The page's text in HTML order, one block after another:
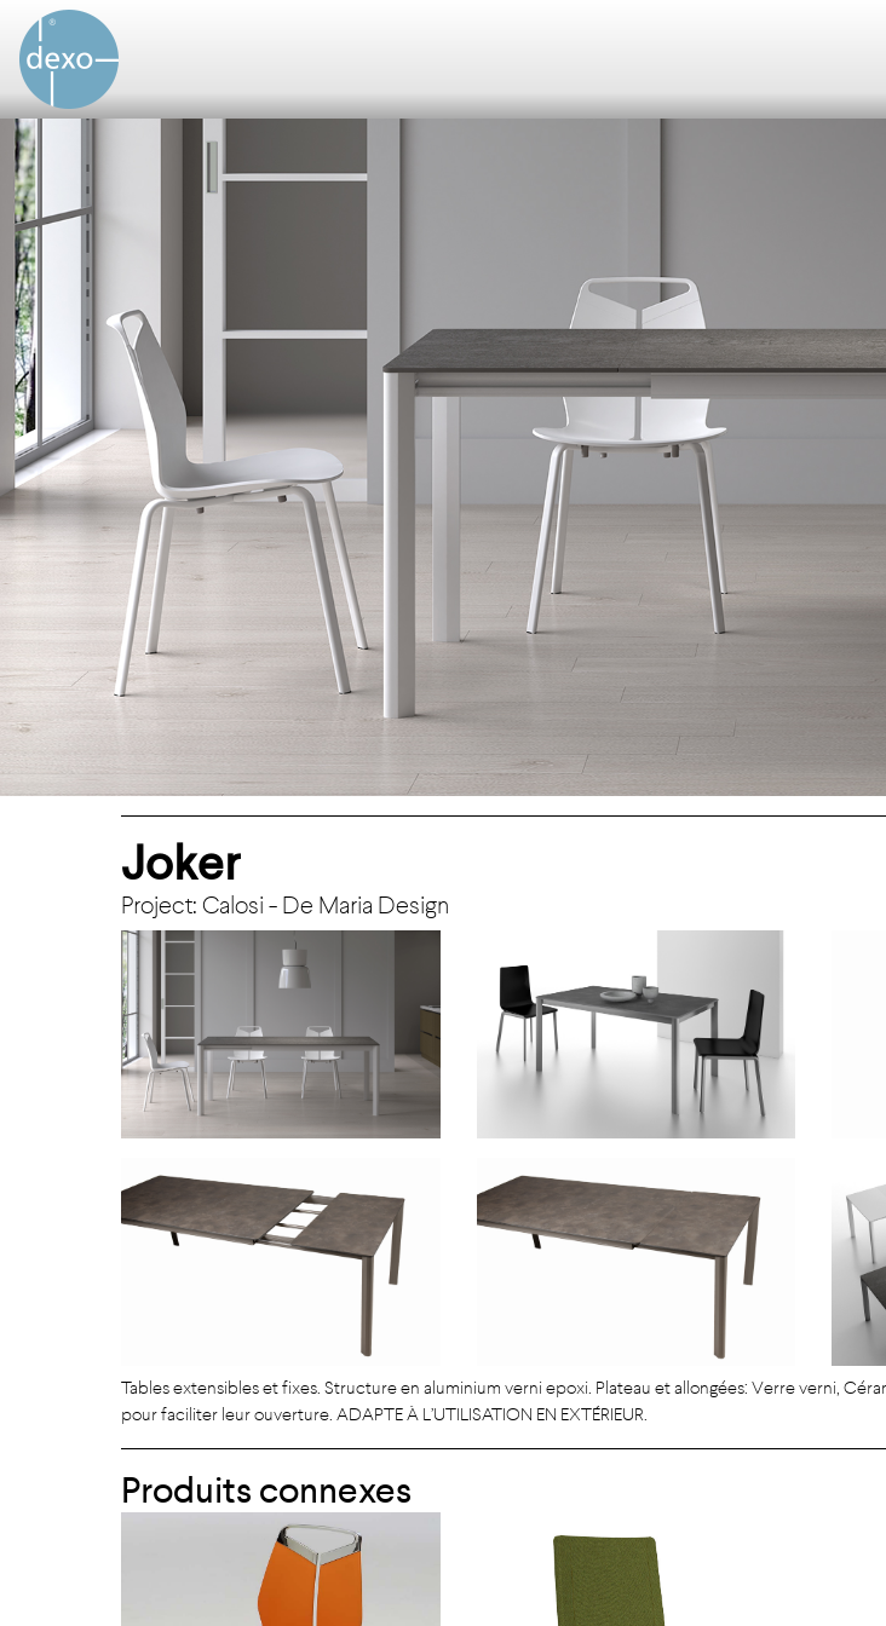
Joker
Project: Calosi - De Maria Design
Tables extensibles et fixes. Structure en aluminium verni epoxi. Plateau et allongées: Verre verni,
pour faciliter leur ouverture. ADAPTE À L’UTILISATION EN EXTÉRIEUR.
Produits connexes